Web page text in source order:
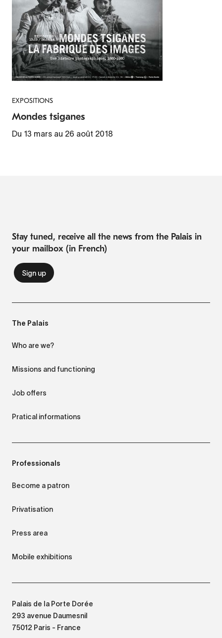
EXPOSITIONS
Mondes tsiganes
Du 13 mars au 26 août 2018
Stay tuned, receive all the news from the Palais in
your mailbox (in French)
The Palais
Who are we?
Missions and functioning
Job offers
Pratical informations
Professionals
Become a patron
Privatisation
Press area
Mobile exhibitions
Palais de la Porte Dorée
293 avenue Daumesnil
75012 Paris - France